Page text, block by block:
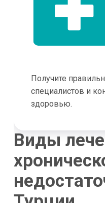
Получите
специалистов и
здоровью.
Виды